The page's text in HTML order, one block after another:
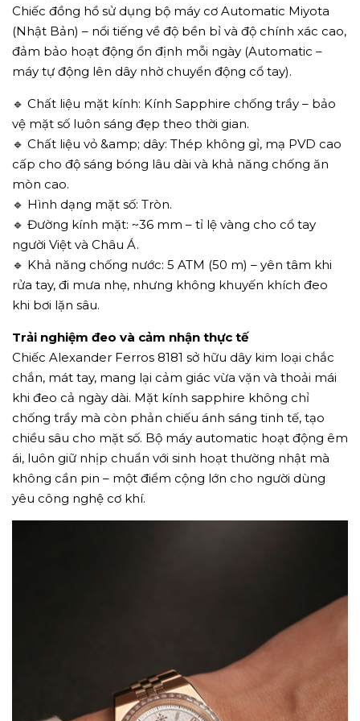
Chiếc đồng hồ sử dụng bộ máy cơ Automatic Miyota
(Nhật Bản) – nổi tiếng về độ bền bỉ và độ chính xác cao,
đảm bảo hoạt động ổn định mỗi ngày (Automatic –
máy tự động lên dây nhờ chuyển động cổ tay).
🔹 Chất liệu mặt kính: Kính Sapphire chống trầy – bảo
vệ mặt số luôn sáng đẹp theo thời gian.
🔹 Chất liệu vỏ &amp; dây: Thép không gỉ, mạ PVD cao
cấp cho độ sáng bóng lâu dài và khả năng chống ăn
mòn cao.
🔹 Hình dạng mặt số: Tròn.
🔹 Đường kính mặt: ~36 mm – tỉ lệ vàng cho cổ tay
người Việt và Châu Á.
🔹 Khả năng chống nước: 5 ATM (50 m) – yên tâm khi
rửa tay, đi mưa nhẹ, nhưng không khuyến khích đeo
khi bơi lặn sâu.
Trải nghiệm đeo và cảm nhận thực tế
Chiếc Alexander Ferros 8181 sở hữu dây kim loại chắc
chắn, mát tay, mang lại cảm giác vừa vặn và thoải mái
khi đeo cả ngày dài. Mặt kính sapphire không chỉ
chống trầy mà còn phản chiếu ánh sáng tinh tế, tạo
chiều sâu cho mặt số. Bộ máy automatic hoạt động êm
ái, luôn giữ nhịp chuẩn với sinh hoạt thường nhật mà
không cần pin – một điểm cộng lớn cho người dùng
yêu công nghệ cơ khí.